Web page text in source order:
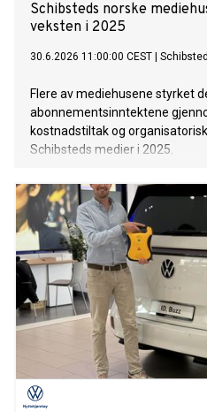
Schibsteds norske
veksten i 2025
30.6.2026 11:00:00 CEST Schibsted
Flere av mediehusene styrket
abonnementsinntektene
kostnadstiltak og
Schibsteds medier i 2025.